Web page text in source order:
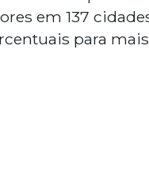
em 137
para